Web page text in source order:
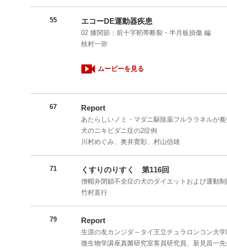
55 エコーDE運動器疾患
02 膝関節：前十字靭帯断裂・半月板損傷 編
枝村一弥
ムービーを見る
67 Report
あたらしいノミ・マダニ駆除薬フルララネルが
犬のニキビダニ症の2症例
川村めぐみ、奥井寛彰、村山信雄
71 くすりのりすく 第116回
僧帽弁閉鎖不全症の犬のダイエットおよび運動
竹村直行
79 Report
生涯の友カンジダ～タイ王立チュラロンコン大
微生物学講座真菌研究室客員研究員、新見昌一